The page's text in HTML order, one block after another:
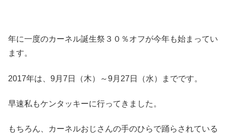
年に一度のカーネル誕生祭３０％オフが今年も始まってい
ます。
2017年は、9月7日（木）～9月27日（水）までです。
早速私もケンタッキーに行ってきました。
もちろん、カーネルおじさんの手のひらで踊らされている